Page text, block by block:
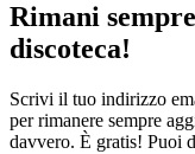
Rimani
discoteca!
Scrivi il tuo indirizzo
per rimanere sempre
davvero. È gratis! Puoi